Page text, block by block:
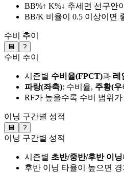
BB%↑ K%↓ 추세면 선구안
BB/K 비율이 0.5 이상이면
수비 추이
💾 ?
수비 추이
시즌별 수비율(FPCT)과 레
파랑(좌축): 수비율, 주황(우
RF가 높을수록 수비 범위
이닝 구간별 성적
💾 ?
이닝 구간별 성적
시즌별 초반/중반/후반 이닝
후반 이닝 타율이 높으면